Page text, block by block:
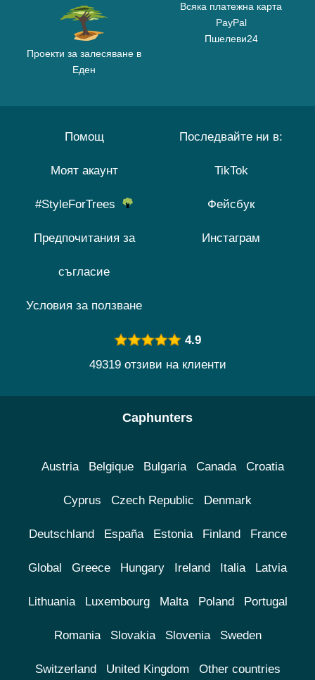
Проекти за залесяване в
Еден
Всяка платежна карта
PayPal
Пшелеви24
Помощ
Моят акаунт
#StyleForTrees
Предпочитания за
съгласие
Условия за ползване
Последвайте ни в:
TikTok
Фейсбук
Инстаграм
4.9
49319 отзиви на клиенти
Caphunters
Austria Belgique Bulgaria Canada Croatia
Cyprus Czech Republic Denmark
Deutschland España Estonia Finland France
Global Greece Hungary Ireland Italia Latvia
Lithuania Luxembourg Malta Poland Portugal
Romania Slovakia Slovenia Sweden
Switzerland United Kingdom Other countries